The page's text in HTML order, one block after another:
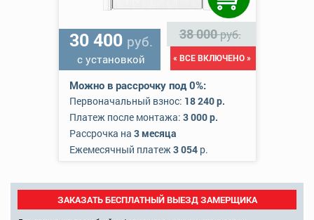
30 400 руб.
с установкой
38 000руб.
« ВСЕ ВКЛЮЧЕНО »
Можно в рассрочку под 0%:
Первоначальный взнос: 18 240 р.
Платеж после монтажа: 3 000 р.
Рассрочка на 3 месяца
Ежемесячный платеж3 054р.
ЗАКАЗАТЬ БЕСПЛАТНЫЙ ВЫЕЗД ЗАМЕРЩИКА